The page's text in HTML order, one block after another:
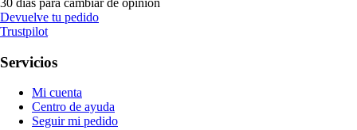
30 días para cambiar de opinión
Devuelve tu pedido
Trustpilot
Servicios
Mi cuenta
Centro de ayuda
Seguir mi pedido